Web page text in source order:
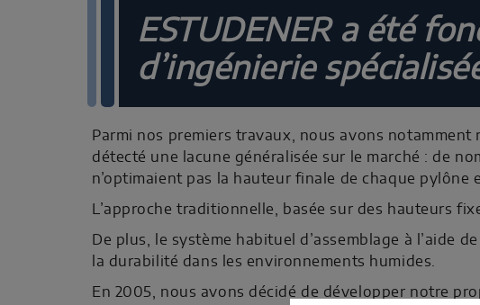
ESTUDENER a été
d’ingénierie
Parmi nos premiers travaux, nous avons
détecté une lacune généralisée sur le marché : de
n’optimaient pas la hauteur finale de chaque
L’approche traditionnelle, basée sur des hauteurs
De plus, le système habituel d’assemblage à l’aide
la durabilité dans les environnements humides.
En 2005, nous avons décidé de développer notre